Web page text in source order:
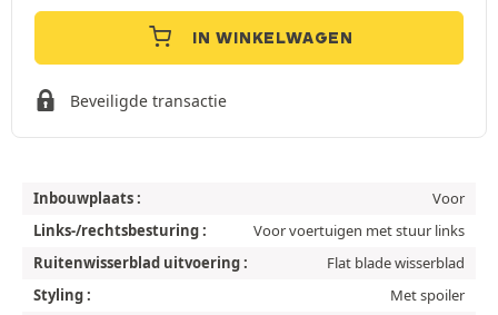
IN WINKELWAGEN
Beveiligde transactie
Inbouwplaats :
Voor
Links-/rechtsbesturing :
Voor voertuigen met stuur links
Ruitenwisserblad uitvoering :
Flat blade wisserblad
Styling :
Met spoiler